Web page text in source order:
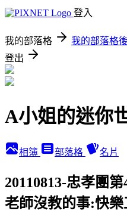
登入
我的部落格 我的部落格
登出
A小姐的迷你
相簿 部落格 名片
20110813-忠孝團
老師沒教的事:快